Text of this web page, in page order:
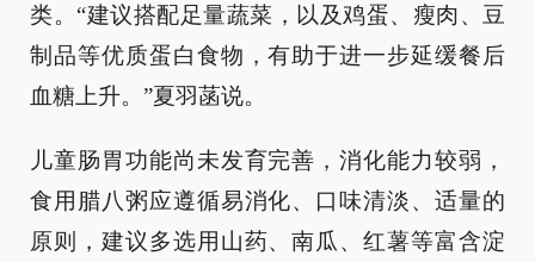
类。“建议搭配足量蔬菜，以及鸡蛋、瘦肉、豆
制品等优质蛋白食物，有助于进一步延缓餐后
血糖上升。”夏羽菡说。
儿童肠胃功能尚未发育完善，消化能力较弱，
食用腊八粥应遵循易消化、口味清淡、适量的
原则，建议多选用山药、南瓜、红薯等富含淀